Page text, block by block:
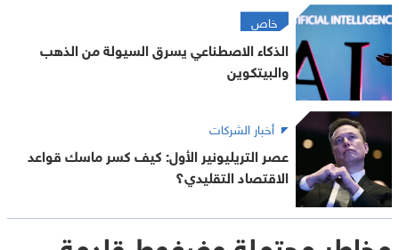
خاص
الذكاء الاصطناعي يسرق السيولة من الذهب
والبيتكوين
أخبار الشركات
عصر التريليونير الأول: كيف كسر ماسك قواعد
الاقتصاد التقليدي؟